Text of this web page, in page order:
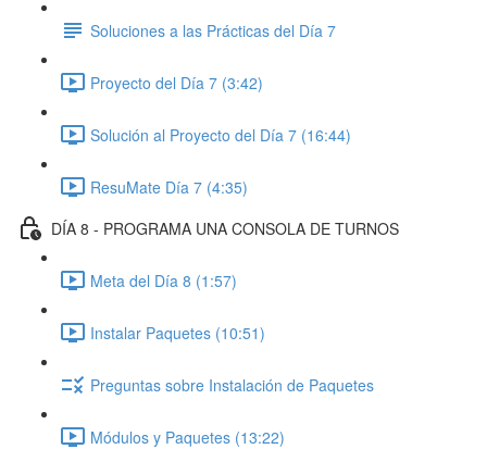
Soluciones a las Prácticas del Día 7
Proyecto del Día 7 (3:42)
Solución al Proyecto del Día 7 (16:44)
ResuMate Día 7 (4:35)
DÍA 8 - PROGRAMA UNA CONSOLA DE TURNOS
Meta del Día 8 (1:57)
Instalar Paquetes (10:51)
Preguntas sobre Instalación de Paquetes
Módulos y Paquetes (13:22)